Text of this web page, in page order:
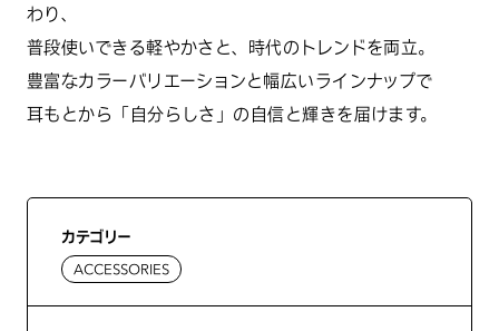
わり、
普段使いできる軽やかさと、時代のトレンドを両立。
豊富なカラーバリエーションと幅広いラインナップで
耳もとから「自分らしさ」の自信と輝きを届けます。
カテゴリー
ACCESSORIES